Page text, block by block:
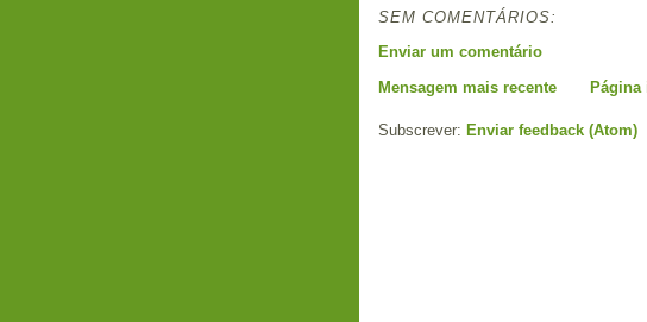
SEM COMENTÁRIOS:
Enviar um comentário
Mensagem mais recente
Página
Subscrever: Enviar feedback (Atom)